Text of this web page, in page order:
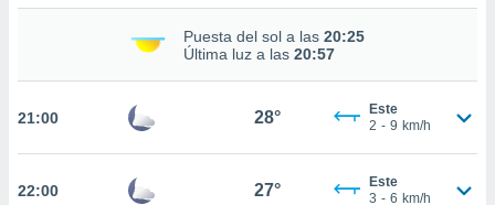
web a
Puesta del sol a las 20:25
Última luz a las 20:57
21:00 28°
Este
2 - 9 km/h
22:00 27°
Este
3 - 6 km/h